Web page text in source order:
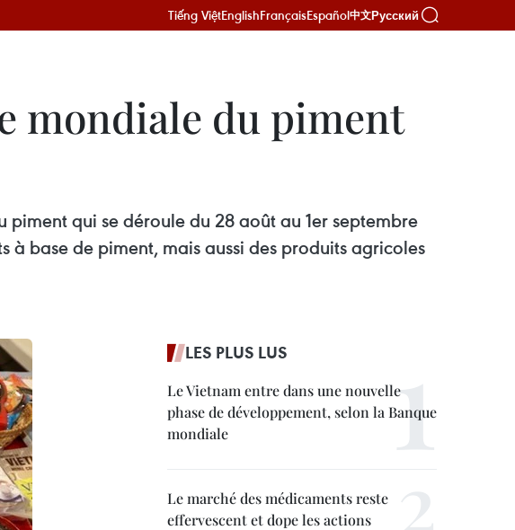
Tiếng ViệtEnglishFrançaisEspañol中文Русский
mondiale du piment
qui se déroule du 28 août au 1er septembre
à base de piment, mais aussi des produits agricoles
LES PLUS LUS
Le Vietnam entre dans une nouvelle
phase de développement, selon la Banque
mondiale
Le marché des médicaments reste
effervescent et dope les actions